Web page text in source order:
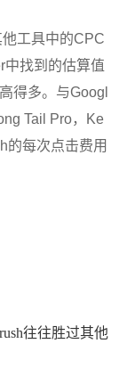
工具中的CPC
找到的估算值
得多。与Googl
Tail Pro，Ke
的每次点击费用
往往胜过其他